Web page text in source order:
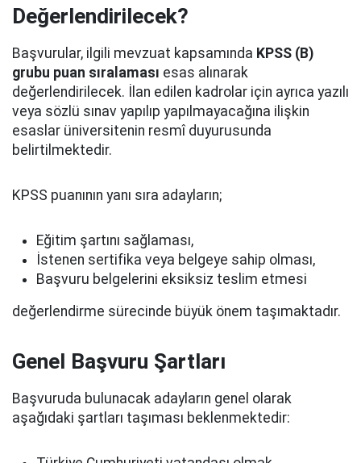
Değerlendirilecek?
Başvurular, ilgili mevzuat kapsamında KPSS (B)
grubu puan sıralaması esas alınarak
değerlendirilecek. İlan edilen kadrolar için ayrıca yazılı
veya sözlü sınav yapılıp yapılmayacağına ilişkin
esaslar üniversitenin resmî duyurusunda
belirtilmektedir.
KPSS puanının yanı sıra adayların;
Eğitim şartını sağlaması,
İstenen sertifika veya belgeye sahip olması,
Başvuru belgelerini eksiksiz teslim etmesi
değerlendirme sürecinde büyük önem taşımaktadır.
Genel Başvuru Şartları
Başvuruda bulunacak adayların genel olarak
aşağıdaki şartları taşıması beklenmektedir: